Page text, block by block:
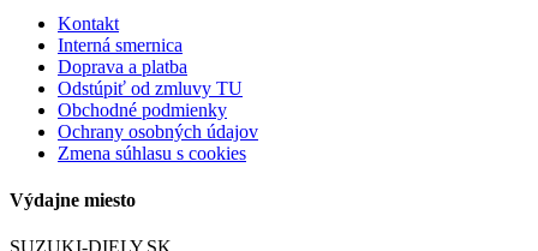
Kontakt
Interná smernica
Doprava a platba
Odstúpiť od zmluvy TU
Obchodné podmienky
Ochrany osobných údajov
Zmena súhlasu s cookies
Výdajne miesto